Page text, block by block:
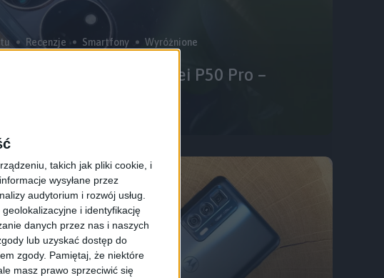
takich jak pliki cookie, i
wysyłane przez
audytorium i rozwój usług.
i identyfikację
danych przez nas i naszych
lub uzyskać dostęp do
zgody. Pamiętaj, że niektóre
masz prawo sprzeciwić się
Recenzje Smartfony Wyróżnione
ale na bogato. Huawei P50 Pro –